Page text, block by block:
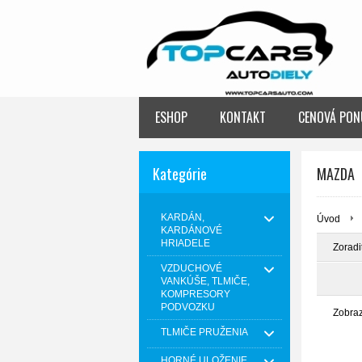
ESHOP KONTAKT CENOVÁ
Kategórie
KARDÁN,
KARDÁNOVÉ
HRIADELE
VZDUCHOVÉ
VANKÚŠE, TLMIČE,
KOMPRESORY
PODVOZKU
TLMIČE PRUŽENIA
MAZDA
Úvod